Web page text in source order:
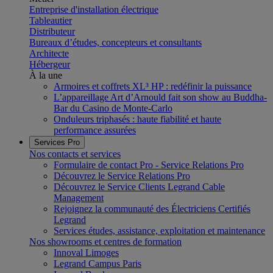
Entreprise d'installation électrique
Tableautier
Distributeur
Bureaux d’études, concepteurs et consultants
Architecte
Hébergeur
À la une
Armoires et coffrets XL³ HP : redéfinir la puissance
L’appareillage Art d’Arnould fait son show au Buddha-
Bar du Casino de Monte-Carlo
Onduleurs triphasés : haute fiabilité et haute
performance assurées
Services Pro
Nos contacts et services
Formulaire de contact Pro - Service Relations Pro
Découvrez le Service Relations Pro
Découvrez le Service Clients Legrand Cable
Management
Rejoignez la communauté des Électriciens Certifiés
Legrand
Services études, assistance, exploitation et maintenance
Nos showrooms et centres de formation
Innoval Limoges
Legrand Campus Paris